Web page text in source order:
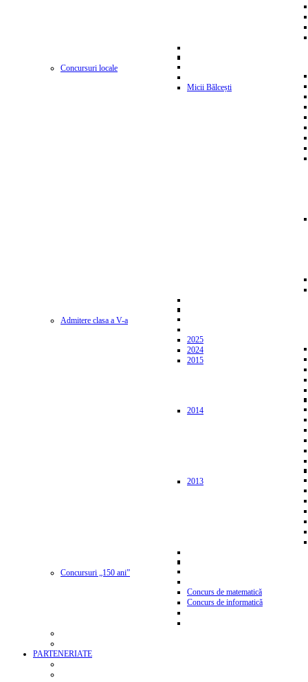
Concursuri locale
Micii Bălcești
Admitere clasa a V-a
2025
2024
2015
2014
2013
Concursuri „150 ani”
Concurs de matematică
Concurs de informatică
PARTENERIATE